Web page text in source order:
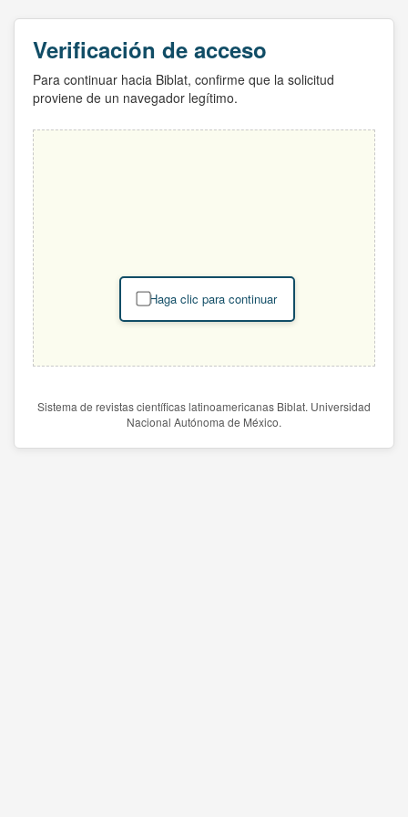
Verificación de acceso
Para continuar hacia Biblat, confirme que la solicitud
proviene de un navegador legítimo.
Haga clic para continuar
Sistema de revistas científicas latinoamericanas Biblat. Universidad
Nacional Autónoma de México.